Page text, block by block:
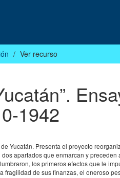
Ver recurso
1942
Yucatán. Presenta el proyecto
apartados que enmarcan y preceden
los primeros efectos que le
de sus finanzas, el oneroso